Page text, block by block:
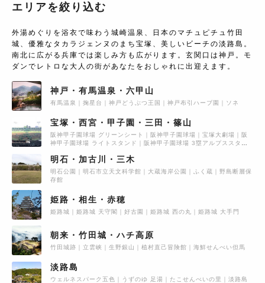
エリアを絞り込む
外湯めぐりを浴衣で味わう城崎温泉、日本のマチュピチュ竹田
城、優雅なタカラジェンヌのまち宝塚、美しいビーチの淡路島。
南北に広がる兵庫では楽しみ方も広がります。玄関口は神戸。モ
ダンでレトロな大人の街があなたをおしゃれに出迎えます。
神戸・有馬温泉・六甲山
有馬温泉 掬星台 神戸どうぶつ王国 神戸布引ハーブ園 ソネ
宝塚・西宮・甲子園・三田・篠山
阪神甲子園球場 グリーンシート 阪神甲子園球場 宝塚大劇場
阪
神甲子園球場 ライトスタンド
阪神甲子園球場 3塁アルプススタン
明石・加古川・三木
明石公園 明石市立天文科学館 大蔵海岸公園 ふく蔵
野島断層保
存館
姫路・相生・赤穂
姫路城 姫路城 天守閣 好古園 姫路城 西の丸 姫路城 大手門
朝来・竹田城・ハチ高原
竹田城跡 立雲峡 生野銀山 植村直己冒険館 海鮮せんべい但馬
淡路島
ウェルネスパーク五色 うずのゆ 足湯 たこせんべいの里
淡路島